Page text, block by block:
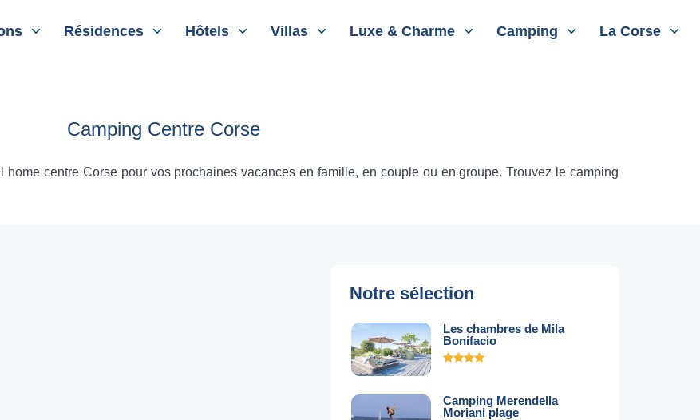
Résidences Hôtels Villas Luxe & Charme Camping La Corse
Camping Centre Corse
centre Corse pour vos prochaines vacances en famille, en couple ou en groupe. Trouvez le camping
Notre sélection
Les chambres de Mila
Bonifacio
Camping Merendella
Moriani plage